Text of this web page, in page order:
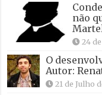
não
24
O
Autor:
21 de Julho